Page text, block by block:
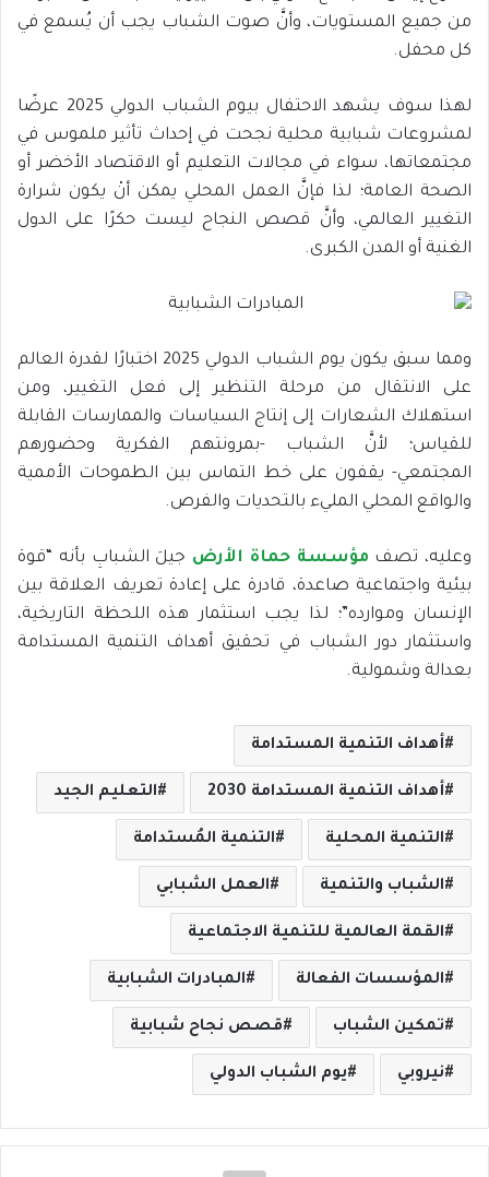
من جميع المستويات، وأنَّ صوت الشباب يجب أن يُسمع في
كل محفل.
لهذا سوف يشهد الاحتفال بيوم الشباب الدولي 2025 عرضًا
لمشروعات شبابية محلية نجحت في إحداث تأثير ملموس في
مجتمعاتها، سواء في مجالات التعليم أو الاقتصاد الأخضر أو
الصحة العامة؛ لذا فإنَّ العمل المحلي يمكن أنْ يكون شرارة
التغيير العالمي، وأنَّ قصص النجاح ليست حكرًا على الدول
الغنية أو المدن الكبرى.
ومما سبق يكون يوم الشباب الدولي 2025 اختبارًا لقدرة العالم
على الانتقال من مرحلة التنظير إلى فعل التغيير، ومن
استهلاك الشعارات إلى إنتاج السياسات والممارسات القابلة
للقياس؛ لأنَّ الشباب -بمرونتهم الفكرية وحضورهم
المجتمعي- يقفون على خط التماس بين الطموحات الأممية
والواقع المحلي المليء بالتحديات والفرص.
وعليه، تصف مؤسسة حماة الأرض جيلَ الشبابِ بأنه “قوة
بيئية واجتماعية صاعدة، قادرة على إعادة تعريف العلاقة بين
الإنسان وموارده”؛ لذا يجب استثمار هذه اللحظة التاريخية،
واستثمار دور الشباب في تحقيق أهداف التنمية المستدامة
بعدالة وشمولية.
أهداف التنمية المستدامة
أهداف التنمية المستدامة 2030 التعليم الجيد
التنمية المحلية التنمية المُستدامة
الشباب والتنمية العمل الشبابي
القمة العالمية للتنمية الاجتماعية
المؤسسات الفعالة المبادرات الشبابية
تمكين الشباب قصص نجاح شبابية
نيروبي يوم الشباب الدولي